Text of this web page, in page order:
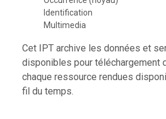
Identification
Multimedia
Cet IPT archive les données et
disponibles pour téléchargement
chaque ressource rendues
fil du temps.